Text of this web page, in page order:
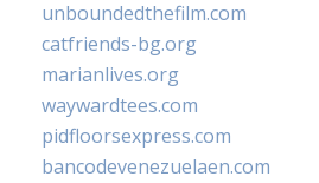
unboundedthefilm.com
catfriends-bg.org
marianlives.org
waywardtees.com
pidfloorsexpress.com
bancodevenezuelaen.com